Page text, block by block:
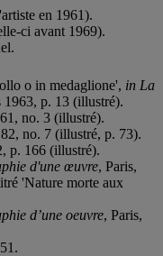
en 1961).
ci avant 1969).
o in medaglione', in La
1963, p. 13 (illustré).
no. 3 (illustré).
no. 7 (illustré, p. 73).
p. 166 (illustré).
d'une œuvre, Paris,
'Nature morte aux
d’une oeuvre, Paris,